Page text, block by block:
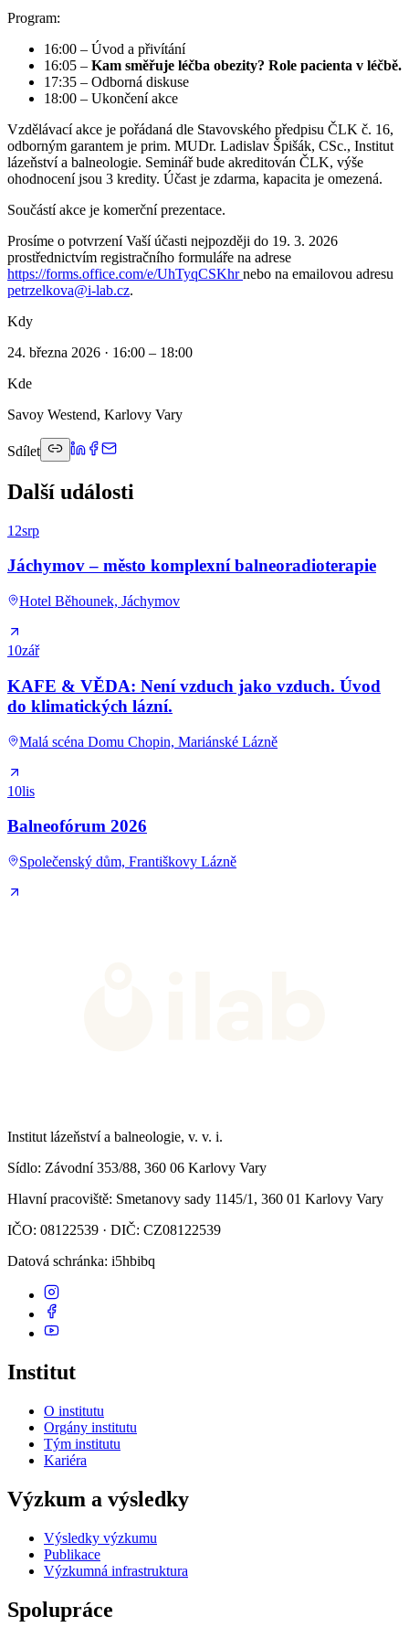
Program:
16:00 – Úvod a přivítání
16:05 – Kam směřuje léčba obezity? Role pacienta v léčbě.
17:35 – Odborná diskuse
18:00 – Ukončení akce
Vzdělávací akce je pořádaná dle Stavovského předpisu ČLK č. 16,
odborným garantem je prim. MUDr. Ladislav Špišák, CSc., Institut
lázeňství a balneologie. Seminář bude akreditován ČLK, výše
ohodnocení jsou 3 kredity. Účast je zdarma, kapacita je omezená.
Součástí akce je komerční prezentace.
Prosíme o potvrzení Vaší účasti nejpozději do 19. 3. 2026
prostřednictvím registračního formuláře na adrese
https://forms.office.com/e/UhTyqCSKhrnebo na emailovou adresu
petrzelkova@i-lab.cz.
Kdy
24. března 2026 · 16:00 – 18:00
Kde
Savoy Westend, Karlovy Vary
Sdílet
Další události
12srp
Jáchymov – město komplexní balneoradioterapie
Hotel Běhounek, Jáchymov
10zář
KAFE & VĚDA: Není vzduch jako vzduch. Úvod
do klimatických lázní.
Malá scéna Domu Chopin, Mariánské Lázně
10lis
Balneofórum 2026
Společenský dům, Františkovy Lázně
Institut lázeňství a balneologie, v. v. i.
Sídlo: Závodní 353/88, 360 06 Karlovy Vary
Hlavní pracoviště: Smetanovy sady 1145/1, 360 01 Karlovy Vary
IČO: 08122539 · DIČ: CZ08122539
Datová schránka: i5hbibq
Institut
O institutu
Orgány institutu
Tým institutu
Kariéra
Výzkum a výsledky
Výsledky výzkumu
Publikace
Výzkumná infrastruktura
Spolupráce